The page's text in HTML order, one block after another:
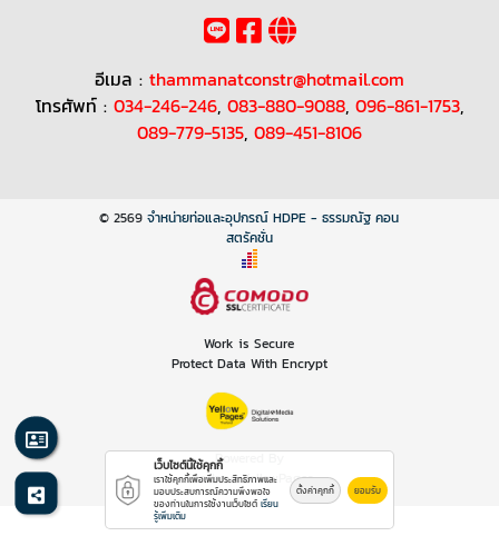
อีเมล : thammanatconstr@hotmail.com
โทรศัพท์ : 034-246-246, 083-880-9088, 096-861-1753,
089-779-5135, 089-451-8106
© 2569จำหน่ายท่อและอุปกรณ์ HDPE - ธรรมณัฐ คอน
สตรัคชั่น
Work is Secure
Protect Data With Encrypt
Powered By
Thailand YellowPages
เว็บไซต์นี้ใช้คุกกี้
เราใช้คุกกี้เพื่อเพิ่มประสิทธิภาพและ
มอบประสบการณ์ความพึงพอใจ
ของท่านในการใช้งานเว็บไซต์ เรียน
รู้เพิ่มเติม
ตั้งค่าคุกกี้ ยอมรับ